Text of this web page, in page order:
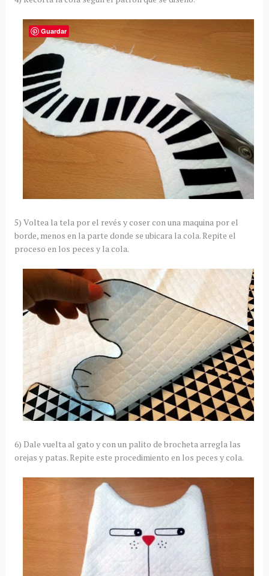
5) Voltea la tela por el revés y coser con una maquina por el
borde, menos en la parte donde se ubicara la cola. Repite el
proceso en los peces y la cola.
6) Dale vuelta al gato y con un palito de brocheta arregla las
orejas y patas. Repite este procedimiento en los peces y cola.
Guardar